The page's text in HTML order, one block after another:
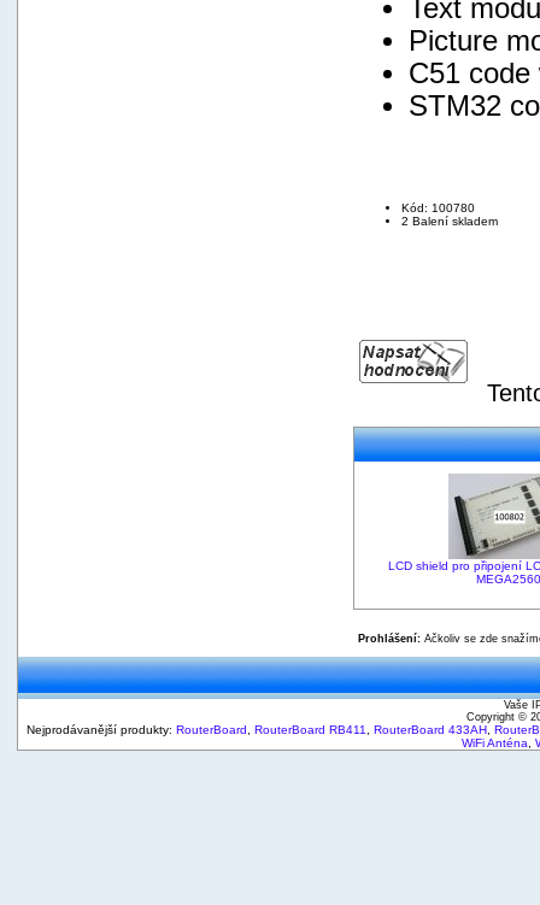
Text
Picture
C51 code
STM32
Kód: 100780
2 Balení skladem
LCD shield pro připojení
MEGA2560
Prohlášení: Ačkoliv se zde
Vaše
Copyright ©
Nejprodávanější produkty: RouterBoard RouterBoard RB411 RouterBoard 433AH
WiFi Anténa